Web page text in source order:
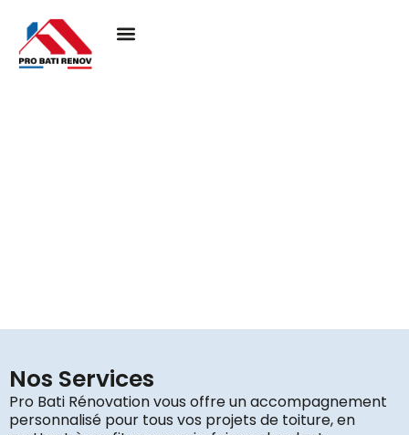
Nos Services
Pro Bati Rénovation vous offre un accompagnement
personnalisé pour tous vos projets de toiture, en